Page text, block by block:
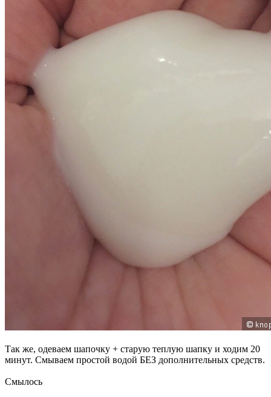
Так же, одеваем шапочку + старую теплую шапку и ходим 20
минут. Смываем простой водой БЕЗ дополнительных средств.
Смылось